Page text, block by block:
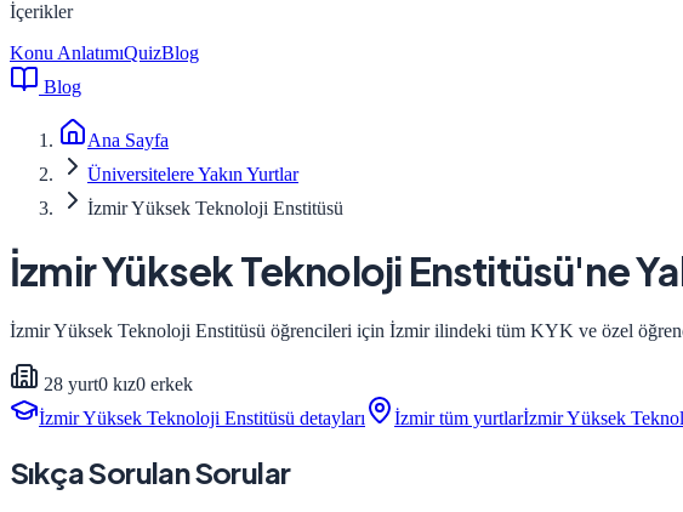
İçerikler
Konu AnlatımıQuizBlog
Blog
Ana Sayfa
Üniversitelere Yakın Yurtlar
İzmir Yüksek Teknoloji Enstitüsü
İzmir Yüksek Teknoloji Enstitüsü'ne
İzmir Yüksek Teknoloji Enstitüsü öğrencileri için İzmirilindeki tüm KYK ve özel
28 yurt0 kız0 erkek
İzmir Yüksek Teknoloji Enstitüsü detayları İzmirtüm yurtlarİzmir Yüksek
Sıkça Sorulan Sorular